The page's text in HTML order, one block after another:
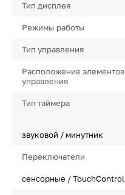
Тип дисплея
Режимы работы
Тип управления
Расположение элементов
управления
Тип таймера
звуковой / минутник
Переключатели
сенсорные / TouchControl